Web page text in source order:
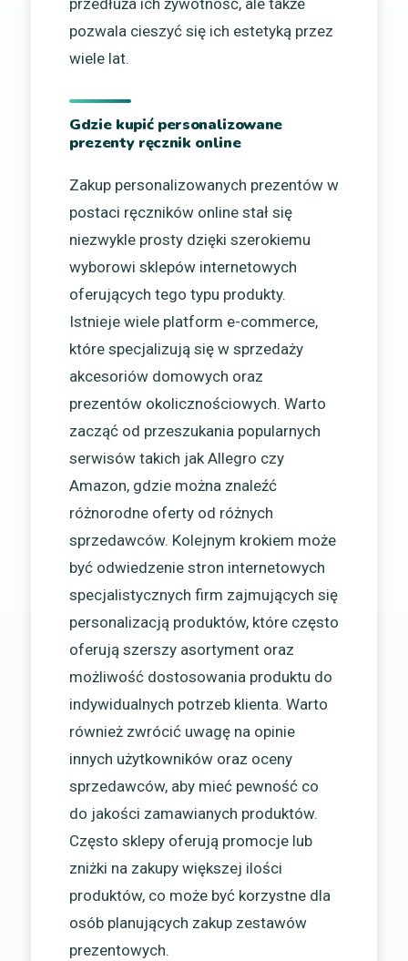
pozwala cieszyć się ich estetyką przez
wiele lat.
Gdzie kupić personalizowane
prezenty ręcznik online
Zakup personalizowanych prezentów w
postaci ręczników online stał się
niezwykle prosty dzięki szerokiemu
wyborowi sklepów internetowych
oferujących tego typu produkty.
Istnieje wiele platform e-commerce,
które specjalizują się w sprzedaży
akcesoriów domowych oraz
prezentów okolicznościowych. Warto
zacząć od przeszukania popularnych
serwisów takich jak Allegro czy
Amazon, gdzie można znaleźć
różnorodne oferty od różnych
sprzedawców. Kolejnym krokiem może
być odwiedzenie stron internetowych
specjalistycznych firm zajmujących się
personalizacją produktów, które często
oferują szerszy asortyment oraz
możliwość dostosowania produktu do
indywidualnych potrzeb klienta. Warto
również zwrócić uwagę na opinie
innych użytkowników oraz oceny
sprzedawców, aby mieć pewność co
do jakości zamawianych produktów.
Często sklepy oferują promocje lub
zniżki na zakupy większej ilości
produktów, co może być korzystne dla
osób planujących zakup zestawów
prezentowych.